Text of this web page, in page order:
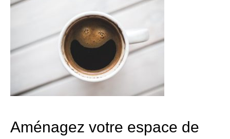
Aménagez votre espace de